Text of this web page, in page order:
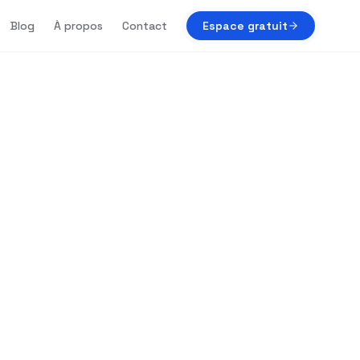
Blog À propos Contact Espace gratuit